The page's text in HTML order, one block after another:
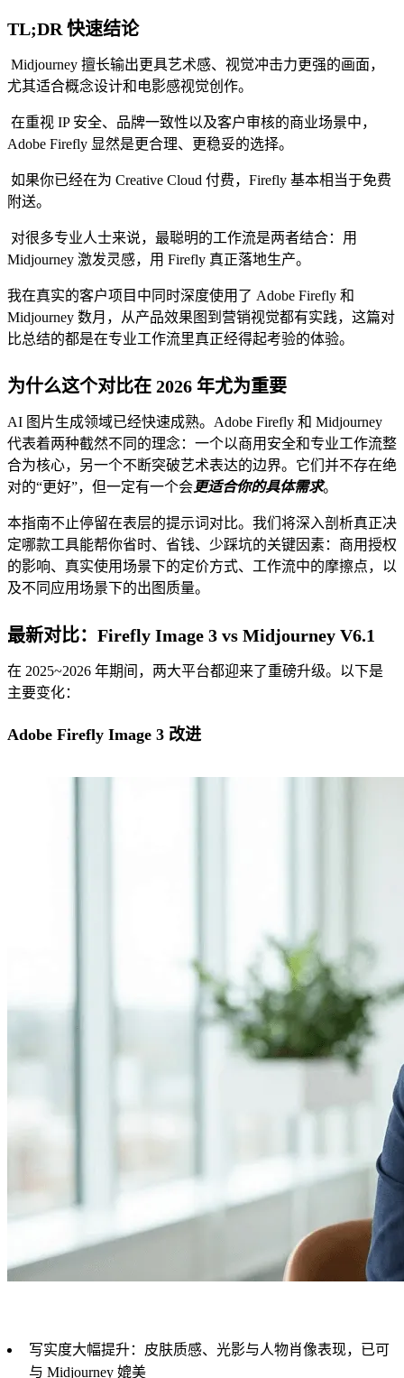
TL;DR 快速结论
Midjourney 擅长输出更具艺术感、视觉冲击力更强的画面，
尤其适合概念设计和电影感视觉创作。
在重视 IP 安全、品牌一致性以及客户审核的商业场景中，
Adobe Firefly 显然是更合理、更稳妥的选择。
如果你已经在为 Creative Cloud 付费，Firefly 基本相当于免费
附送。
对很多专业人士来说，最聪明的工作流是两者结合：用
Midjourney 激发灵感，用 Firefly 真正落地生产。
我在真实的客户项目中同时深度使用了 Adobe Firefly 和
Midjourney 数月，从产品效果图到营销视觉都有实践，这篇对
比总结的都是在专业工作流里真正经得起考验的体验。
为什么这个对比在 2026 年尤为重要
AI 图片生成领域已经快速成熟。Adobe Firefly 和 Midjourney
代表着两种截然不同的理念：一个以商用安全和专业工作流整
合为核心，另一个不断突破艺术表达的边界。它们并不存在绝
对的“更好”，但一定有一个会更适合你的具体需求。
本指南不止停留在表层的提示词对比。我们将深入剖析真正决
定哪款工具能帮你省时、省钱、少踩坑的关键因素：商用授权
的影响、真实使用场景下的定价方式、工作流中的摩擦点，以
及不同应用场景下的出图质量。
最新对比：Firefly Image 3 vs Midjourney V6.1
在 2025~2026 年期间，两大平台都迎来了重磅升级。以下是
主要变化：
Adobe Firefly Image 3 改进
写实度大幅提升：皮肤质感、光影与人物肖像表现，已可
与 Midjourney 媲美